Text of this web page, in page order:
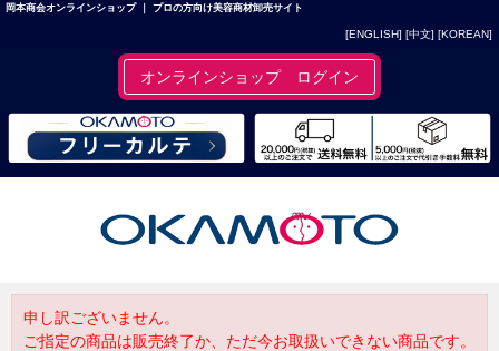
岡本商会オンラインショップ ｜ プロの方向け美容商材卸売サイト
[ENGLISH] [中文] [KOREAN]
オンラインショップ ログイン
申し訳ございません。
ご指定の商品は販売終了か、ただ今お取扱いできない商品です。